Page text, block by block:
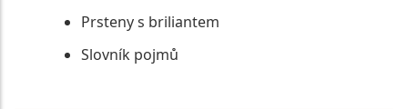
Prsteny s briliantem
Slovník pojmů